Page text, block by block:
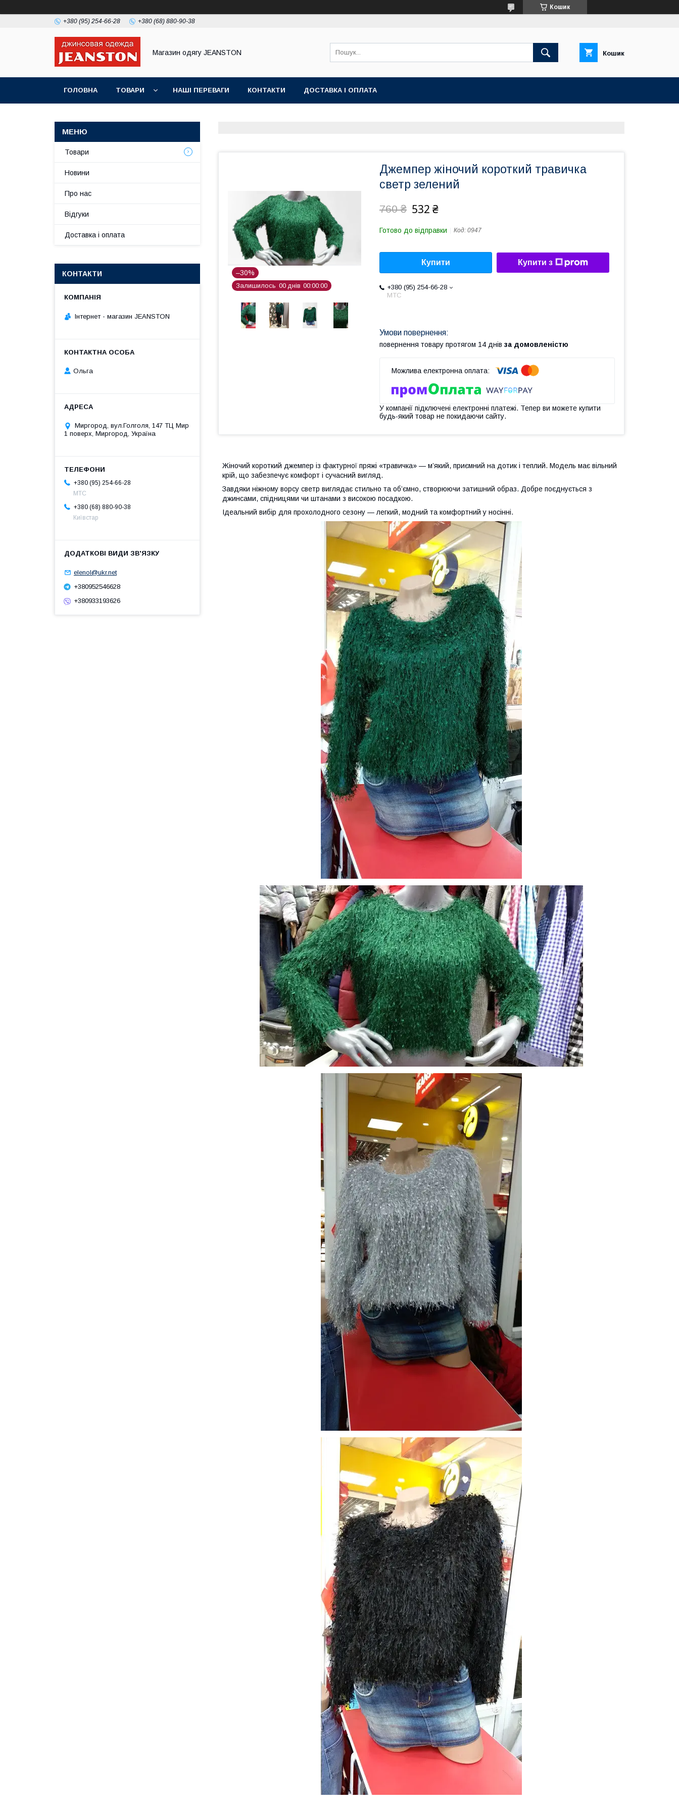
Кошик
+380 (95) 254-66-28 +380 (68) 880-90-38
Магазин одягу JEANSTON Кошик
ГОЛОВНА ТОВАРИ НАШІ ПЕРЕВАГИ КОНТАКТИ ДОСТАВКА І ОПЛАТА
–30%
Залишилось 00 днів 00 00 00
Джемпер жіночий короткий травичка
светр зелений
760 ₴ 532 ₴
Готово до відправки Код: 0947
Купити Купити з
+380 (95) 254-66-28
МТС
повернення товару протягом 14 днів за домовленістю
У компанії підключені електронні платежі. Тепер ви можете купити
будь-який товар не покидаючи сайту.
Жіночий короткий джемпер із фактурної пряжі «травичка» — м’який, приємний на дотик і теплий. Модель має вільний
крій, що забезпечує комфорт і сучасний вигляд.
Завдяки ніжному ворсу светр виглядає стильно та об’ємно, створюючи затишний образ. Добре поєднується з
джинсами, спідницями чи штанами з високою посадкою.
Ідеальний вибір для прохолодного сезону — легкий, модний та комфортний у носінні.
Товари
Новини
Про нас
Відгуки
Доставка і оплата
КОНТАКТИ
Інтернет - магазин JEANSTON
Ольга
Миргород, вул.Голголя, 147 ТЦ Мир
1 поверх, Миргород, Україна
+380 (95) 254-66-28
МТС
+380 (68) 880-90-38
Київстар
elenol@ukr.net
+380952546628
+380933193626